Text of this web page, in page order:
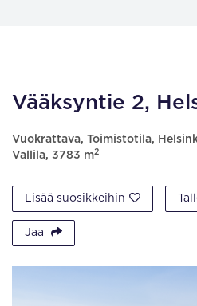
Vääksyntie 2,
Vuokrattava, Toimistotila,
Vallila, 3783 m2
Lisää suosikkeihin
Jaa